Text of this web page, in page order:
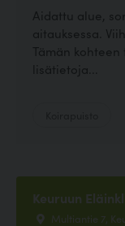
Aidattu alue,
aitauksessa.
Tämän
lisätietoja...
Keuruun
Multiantie 7,